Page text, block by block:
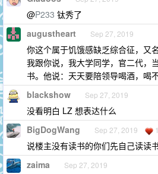
@P233 钛秀了
augustheart Sep 27, 2019
你这个属于饥饿感缺乏综合征，又
我跟你说，我大学同学，官二代，
书。他说：天天要陪领导喝酒，喝
blackshow Sep 27, 2019
没看明白 LZ 想表达什么
BigDogWang Sep 27, 2019 1
说楼主没有读书的你们先自己读读
zaima Sep 27, 2019